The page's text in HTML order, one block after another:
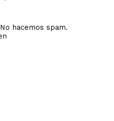
hacemos spam.